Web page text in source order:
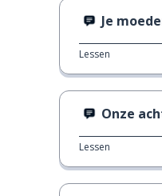
Je
Lessen
Onze
Lessen